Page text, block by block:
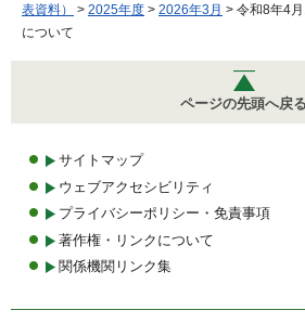
表資料）
> 2025年度 > 2026年3月 > 令和8年4
について
ページの先頭へ戻る
サイトマップ
ウェブアクセシビリティ
プライバシーポリシー・免責事項
著作権・リンクについて
関係機関リンク集